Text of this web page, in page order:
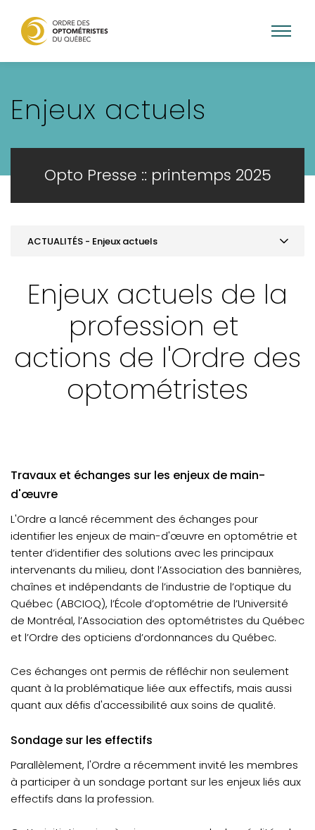
contenu
principal
Enjeux actuels
Opto Presse :: printemps 2025
ACTUALITÉS - Enjeux actuels
ACTUALITÉS - Enjeux actuels
ACTUALITÉS - Élections au CA
ACTUALITÉS - Accès aux soins
VOTRE PRATIQUE - frais et copies de dossiers
VOTRE FORMATION CONTINUE - Mot du CPRO
Enjeux actuels de la
profession et
actions de l'Ordre des
optométristes
Travaux et échanges sur les enjeux de main-
d'œuvre
L'Ordre a lancé récemment des échanges pour
identifier les enjeux de main-d'œuvre en optométrie et
tenter d’identifier des solutions avec les principaux
intervenants du milieu, dont l’Association des bannières,
chaînes et indépendants de l’industrie de l’optique du
Québec (ABCIOQ), l’École d’optométrie de l’Université
de Montréal, l’Association des optométristes du Québec
et l’Ordre des opticiens d’ordonnances du Québec.
Ces échanges ont permis de réfléchir non seulement
quant à la problématique liée aux effectifs, mais aussi
quant aux défis d'accessibilité aux soins de qualité.
Sondage sur les effectifs
Parallèlement, l'Ordre a récemment invité les membres
à participer à un sondage portant sur les enjeux liés aux
effectifs dans la profession.